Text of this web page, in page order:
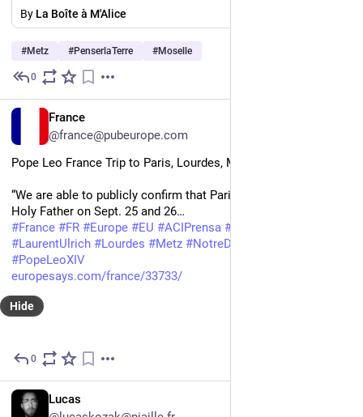
By La Boîte à M'Alice
#Metz #PenserlaTerre #Moselle
0
France
@france@pubeurope.com
Pope Leo France Trip to Paris, Lourdes, Metz
“We are able to publicly confirm that Paris will welcome the
Holy Father on Sept. 25 and 26…
#France #FR #Europe #EU #ACIPrensa #
#LaurentUlrich #Lourdes #Metz #NotreDameCathedral
#PopeLeoXIV
europesays.com/france/33733/
Hide
0
Lucas